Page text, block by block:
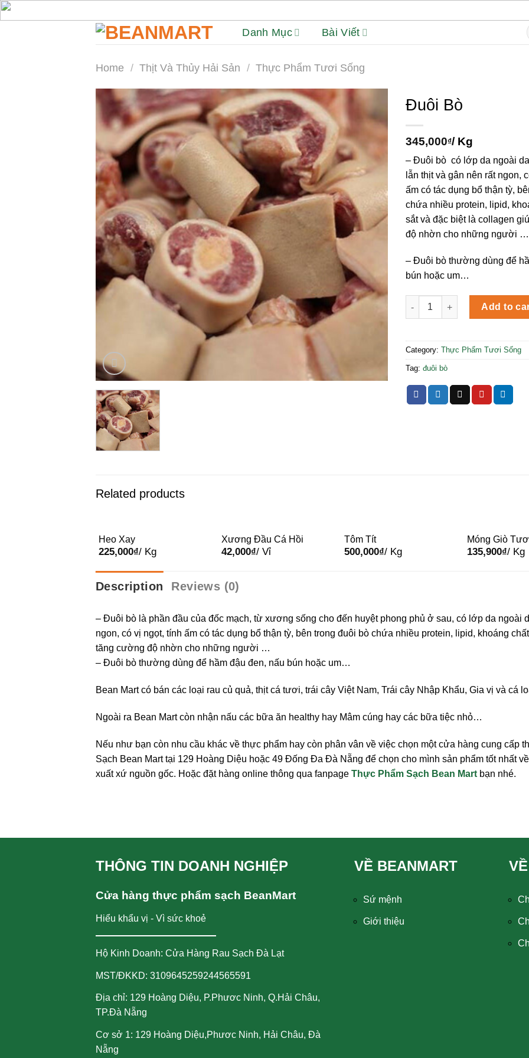
Skip
to
Danh Mục Bài Viết
Home / Thịt Và Thủy Hải Sản / Thực Phẩm Tươi Sống
Đuôi Bò
345,000₫/ Kg
– Đuôi bò có lớp da ngoài
lẫn thịt và gân nên rất ngon,
ấm có tác dụng bổ thận tỳ,
chứa nhiều protein, lipid,
sắt và đặc biệt là collagen
độ nhờn cho những người …
– Đuôi bò thường dùng để
bún hoặc um…
Đuôi Bò quantity
Add to
Category: Thực Phẩm Tươi Sống
Tag: đuôi bò
Related products
Heo Xay
225,000₫/ Kg
Xương Đầu Cá Hồi
42,000₫/ Vỉ
Tôm Tít
500,000₫/ Kg
Móng Giò
Ngon Babi
135,900₫/ Kg
Description Reviews (0)
– Đuôi bò là phần đầu của đốc mạch, từ xương sống cho đến huyệt phong phủ ở sau, có lớp da ngoài
ngon, có vị ngọt, tính ấm có tác dụng bổ thận tỳ, bên trong đuôi bò chứa nhiều protein, lipid, khoáng
tăng cường độ nhờn cho những người …
– Đuôi bò thường dùng để hầm đậu đen, nấu bún hoặc um…
Bean Mart có bán các loại rau củ quả, thịt cá tươi, trái cây Việt Nam, Trái cây Nhập Khẩu, Gia vị và cá
Ngoài ra Bean Mart còn nhận nấu các bữa ăn healthy hay Mâm cúng hay các bữa tiệc nhỏ…
Nếu như bạn còn nhu cầu khác về thực phẩm hay còn phân vân về việc chọn một cửa hàng cung cấp
Sạch Bean Mart tại 129 Hoàng Diệu hoặc 49 Đống Đa Đà Nẵng để chọn cho mình sản phẩm tốt nhất
xuất xứ nguồn gốc. Hoặc đặt hàng online thông qua fanpage Thực Phẩm Sạch Bean Mart bạn nhé.
THÔNG TIN DOANH NGHIỆP
Cửa hàng thực phẩm sạch BeanMart
Hiểu khẩu vị - Vì sức khoẻ
Hộ Kinh Doanh: Cửa Hàng Rau Sạch Đà Lạt
MST/ĐKKD: 3109645259244565591
Địa chỉ: 129 Hoàng Diệu, P.Phươc Ninh, Q.Hải Châu,
TP.Đà Nẵng
Cơ sở 1: 129 Hoàng Diệu,Phươc Ninh, Hải Châu, Đà
Nẵng
VỀ BEANMART
Sứ mệnh
Giới thiệu